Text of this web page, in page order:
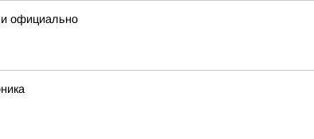
официально